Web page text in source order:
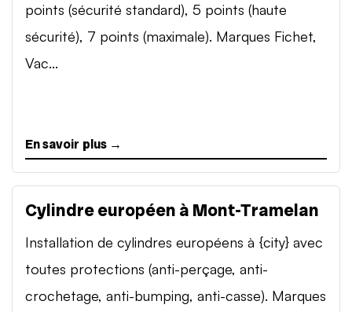
points (sécurité standard), 5 points (haute
sécurité), 7 points (maximale). Marques Fichet,
Vac...
En savoir plus →
Cylindre européen à Mont-Tramelan
Installation de cylindres européens à {city} avec
toutes protections (anti-perçage, anti-
crochetage, anti-bumping, anti-casse). Marques